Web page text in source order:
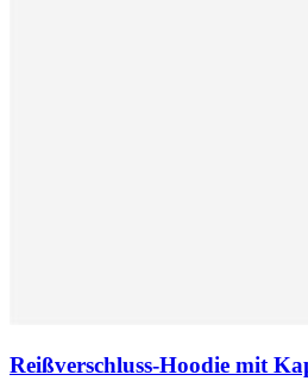
Reißverschluss-Hoodie mit